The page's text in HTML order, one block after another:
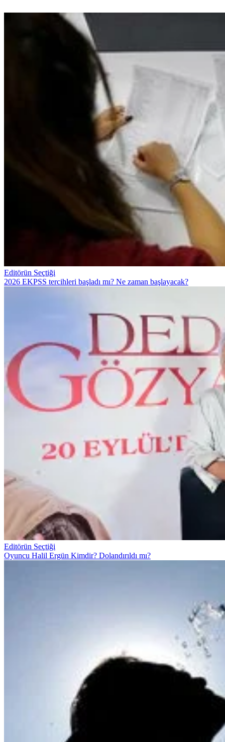
Editörün Seçtiği
2026 EKPSS tercihleri başladı mı? Ne zaman başlayacak?
Editörün Seçtiği
Oyuncu Halil Ergün Kimdir? Dolandırıldı mı?